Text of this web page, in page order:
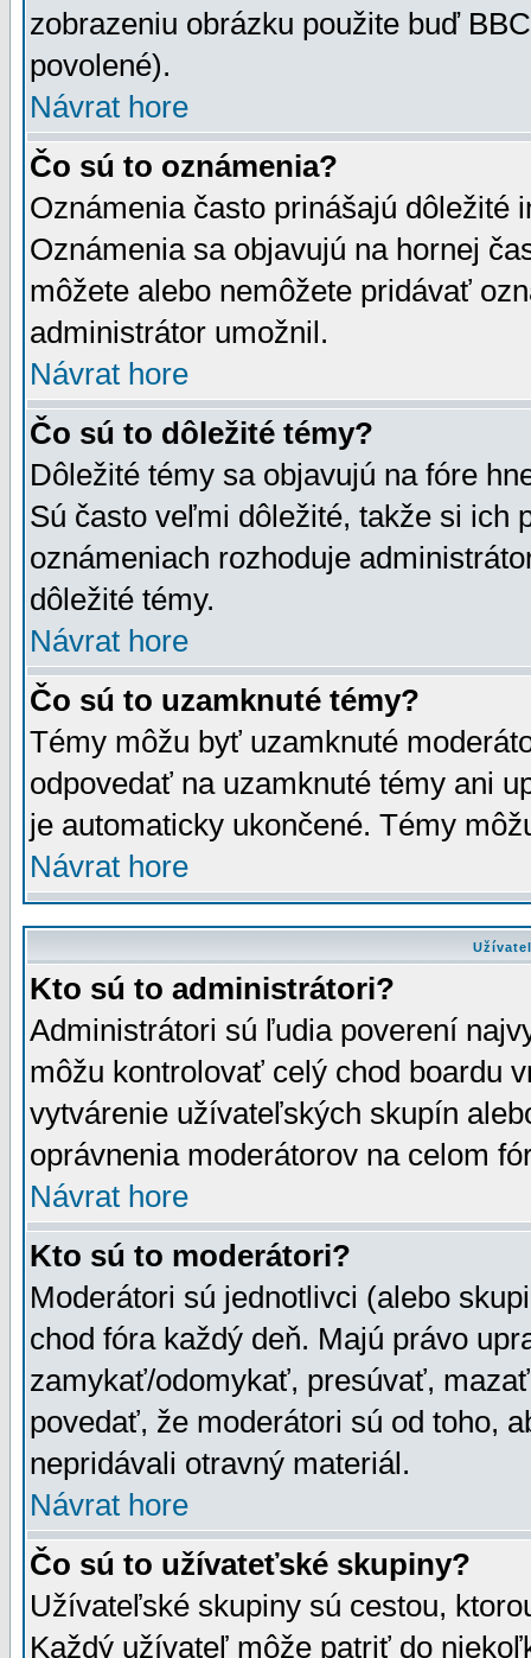
zobrazeniu obrázku použite buď
povolené).
Návrat hore
Čo sú to oznámenia?
Oznámenia často prinášajú dôležité
Oznámenia sa objavujú na hornej
môžete alebo nemôžete pridávať
administrátor umožnil.
Návrat hore
Čo sú to dôležité témy?
Dôležité témy sa objavujú na fóre
Sú často veľmi dôležité, takže si ich
oznámeniach rozhoduje
dôležité témy.
Návrat hore
Čo sú to uzamknuté témy?
Témy môžu byť uzamknuté
odpovedať na uzamknuté témy ani
je automaticky ukončené. Témy
Návrat hore
Kto sú to administrátori?
Administrátori sú ľudia poverení
môžu kontrolovať celý chod boardu
vytvárenie užívateľských skupín
oprávnenia moderátorov na celom
Návrat hore
Kto sú to moderátori?
Moderátori sú jednotlivci (alebo
chod fóra každý deň. Majú právo
zamykať/odomykať, presúvať,
povedať, že moderátori sú od toho,
nepridávali otravný materiál.
Návrat hore
Čo sú to užívateťské skupiny?
Užívateľské skupiny sú cestou,
Každý užívateľ môže patriť do